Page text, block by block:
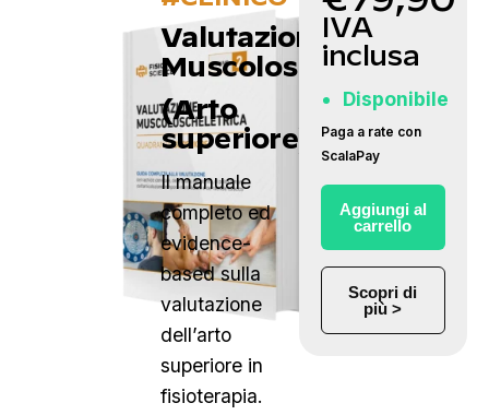
Valutazione
Muscoloscheletrica
(Arto
superiore)
Il manuale
completo ed
evidence-
based sulla
valutazione
dell’arto
superiore in
fisioterapia.
IVA
inclusa
Disponibile
Paga a rate con
ScalaPay
Aggiungi al
carrello
Scopri di
più >